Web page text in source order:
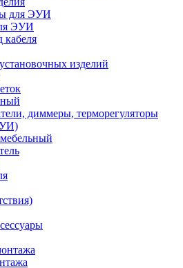
для ЭУИ
ЭУИ
кабеля
изделий
диммеры, терморегуляторы